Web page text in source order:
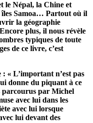
le Népal, la Chine et
îles Samoa… Partout où il
la géographie
plus, il nous révèle
typiques de toute
de ce livre, c’est
« L’important n’est pas
donne du piquant à ce
parcourus par Michel
avec lui dans les
avec lui lorsque
lui devant des